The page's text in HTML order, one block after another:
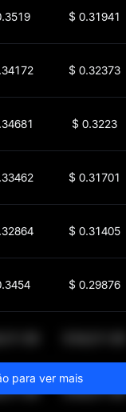
$ 0.31941
$ 0.32373
$ 0.3223
$ 0.31701
$ 0.31405
$ 0.29876
$64,011.99
para ver mais